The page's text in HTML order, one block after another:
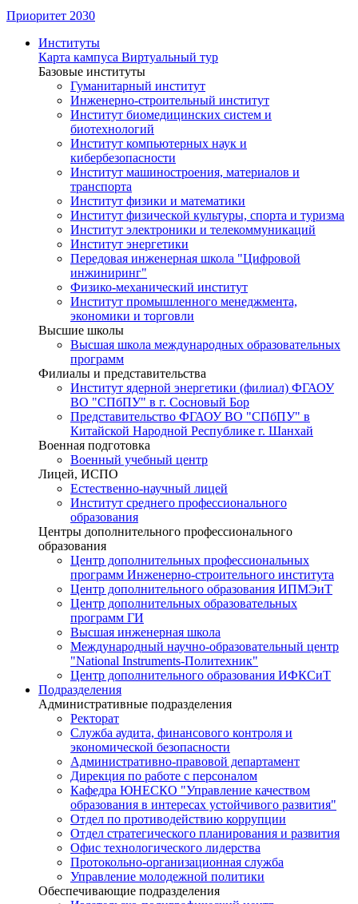
Приоритет 2030
Институты
Карта кампуса Виртуальный тур
Базовые институты
Гуманитарный институт
Инженерно-строительный институт
Институт биомедицинских систем и
биотехнологий
Институт компьютерных наук и
кибербезопасности
Институт машиностроения, материалов и
транспорта
Институт физики и математики
Институт физической культуры, спорта и туризма
Институт электроники и телекоммуникаций
Институт энергетики
Передовая инженерная школа "Цифровой
инжиниринг"
Физико-механический институт
Институт промышленного менеджмента,
экономики и торговли
Высшие школы
Высшая школа международных образовательных
программ
Филиалы и представительства
Институт ядерной энергетики (филиал) ФГАОУ
ВО "СПбПУ" в г. Сосновый Бор
Представительство ФГАОУ ВО "СПбПУ" в
Китайской Народной Республике г. Шанхай
Военная подготовка
Военный учебный центр
Лицей, ИСПО
Естественно-научный лицей
Институт среднего профессионального
образования
Центры дополнительного профессионального
образования
Центр дополнительных профессиональных
программ Инженерно-строительного института
Центр дополнительного образования ИПМЭиТ
Центр дополнительных образовательных
программ ГИ
Высшая инженерная школа
Международный научно-образовательный центр
"National Instruments-Политехник"
Центр дополнительного образования ИФКСиТ
Подразделения
Административные подразделения
Ректорат
Служба аудита, финансового контроля и
экономической безопасности
Административно-правовой департамент
Дирекция по работе с персоналом
Кафедра ЮНЕСКО "Управление качеством
образования в интересах устойчивого развития"
Отдел по противодействию коррупции
Отдел стратегического планирования и развития
Офис технологического лидерства
Протокольно-организационная служба
Управление молодежной политики
Обеспечивающие подразделения